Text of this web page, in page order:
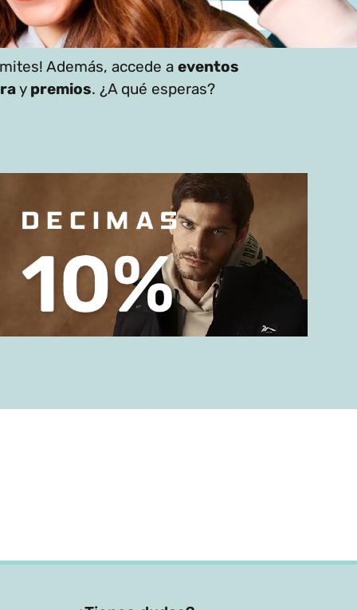
Además, accede a eventos
y premios. ¿A qué esperas?